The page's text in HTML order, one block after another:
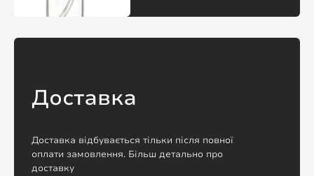
Доставка
Доставка відбувається тільки після повної
оплати замовлення. Більш детально про
доставку